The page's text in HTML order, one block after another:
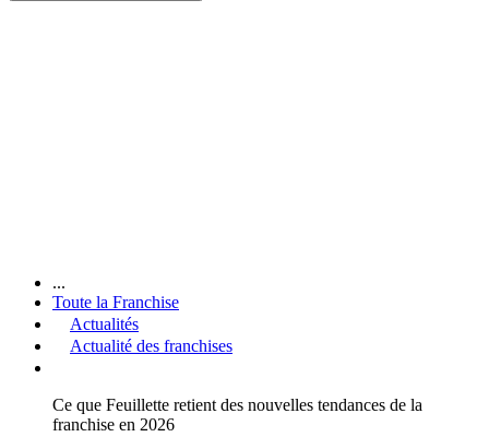
...
Toute la Franchise
Actualités
Actualité des franchises
Ce que Feuillette retient des nouvelles tendances de la
franchise en 2026